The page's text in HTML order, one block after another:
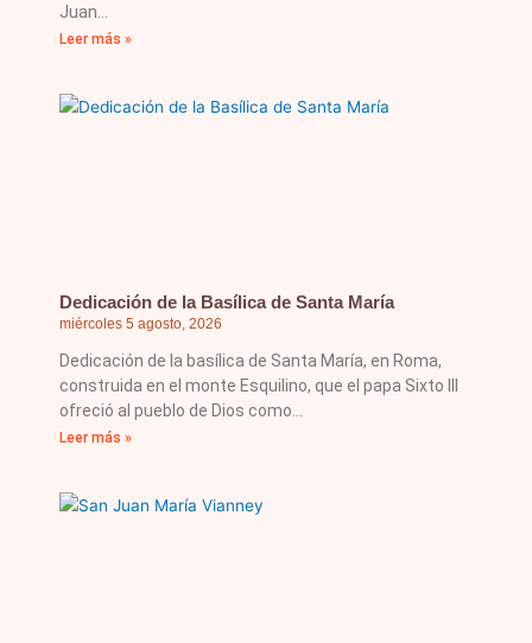
Juan
Leer más »
Dedicación de la Basílica de Santa María
miércoles 5 agosto, 2026
Dedicación de la basílica de Santa María, en Roma,
construida en el monte Esquilino, que el papa Sixto III
ofreció al pueblo de Dios como
Leer más »